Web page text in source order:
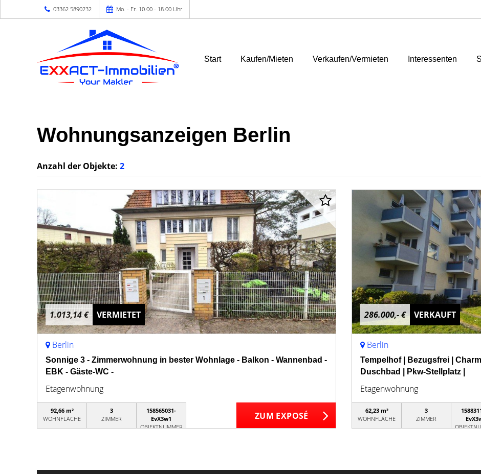
03362 5890232 Mo. - Fr. 10.00 - 18.00 Uhr
Start Kaufen/Mieten Verkaufen/Vermieten Interessenten
Wohnungsanzeigen Berlin
Anzahl der Objekte: 2
1.013,14 € VERMIETET
Berlin
Sonnige 3 - Zimmerwohnung in bester Wohnlage - Balkon - Wannenbad -
EBK - Gäste-WC -
Etagenwohnung
92,66 m²
WOHNFLÄCHE
3
ZIMMER
158565031-
EvX3w1
OBJEKTNUMMER
ZUM EXPOSÉ
286.000,- € VERKAUFT
Berlin
Tempelhof | Bezugsfrei |
Duschbad | Pkw-Stellplatz |
Etagenwohnung
62,23 m²
WOHNFLÄCHE
3
ZIMMER